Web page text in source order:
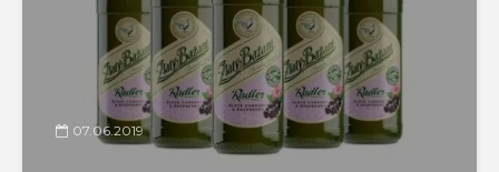
07.06.2019